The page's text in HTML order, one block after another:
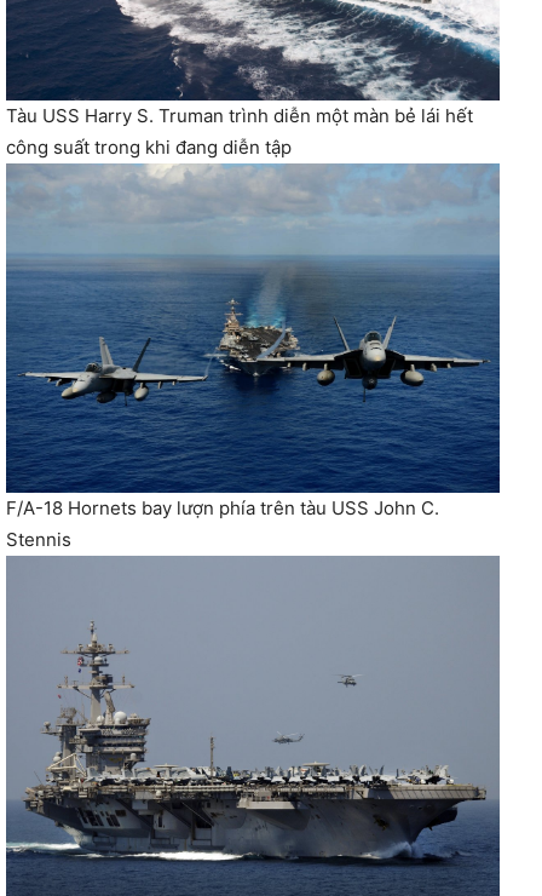
Tàu USS Harry S. Truman trình diễn một màn bẻ lái hết
công suất trong khi đang diễn tập
F/A-18 Hornets bay lượn phía trên tàu USS John C.
Stennis